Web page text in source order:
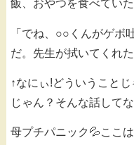
飯、おやつを食べてい
「でね、○○くんがゲボ
だ。先生が拭いてくれた
↑なにぃ!どういうこと
じゃん？そんな話して
母プチパニック💦ここ